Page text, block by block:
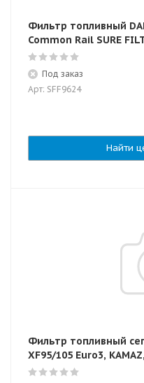
Фильтр топливный
Common Rail SURE
Под заказ
Арт: SFF9624
Найти
Фильтр топливный
XF95/105 Euro3,